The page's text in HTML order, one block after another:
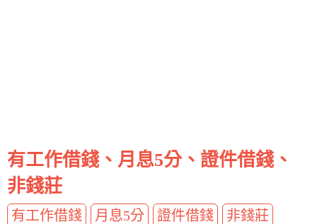
有工作借錢、月息5分、證件借錢、
非錢莊
有工作借錢 月息5分 證件借錢
非錢莊